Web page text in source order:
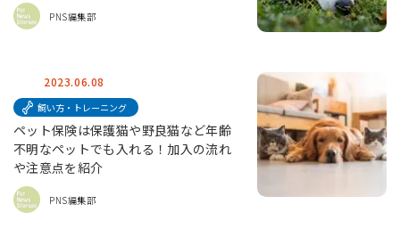
PNS編集部
2023.06.08
飼い方・トレーニング
ペット保険は保護猫や野良猫など年齢
不明なペットでも入れる！加入の流れ
や注意点を紹介
PNS編集部